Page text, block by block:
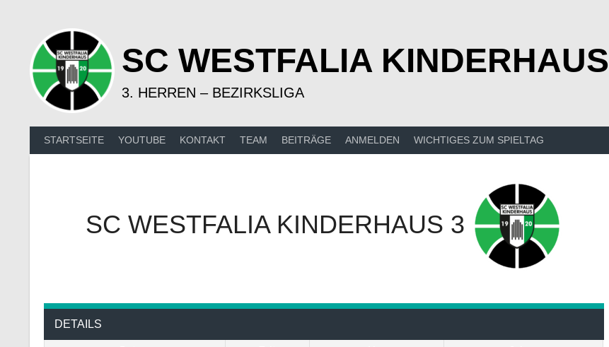
SC WESTFALIA KINDERHAUS
3. HERREN – BEZIRKSLIGA
STARTSEITE YOUTUBE KONTAKT TEAM BEITRÄGE ANMELDEN WICHTIGES ZUM SPIELTAG
SC WESTFALIA KINDERHAUS 3
DETAILS